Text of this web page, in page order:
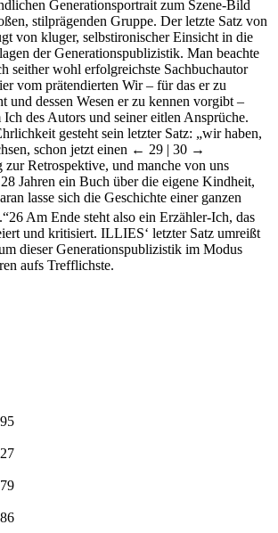
Generationsportrait zum Szene-Bild
stilprägenden Gruppe. Der letzte Satz von
von kluger, selbstironischer Einsicht in die
der Generationspublizistik. Man beachte
seither wohl erfolgreichste Sachbuchautor
vom prätendierten Wir – für das er zu
und dessen Wesen er zu kennen vorgibt –
des Autors und seiner eitlen Ansprüche.
gesteht sein letzter Satz: „wir haben,
schon jetzt einen ← 29 | 30 →
Retrospektive, und manche von uns
Jahren ein Buch über die eigene Kindheit,
lasse sich die Geschichte einer ganzen
26 Am Ende steht also ein Erzähler-Ich, das
und kritisiert. ILLIES‘ letzter Satz umreißt
dieser Generationspublizistik im Modus
aufs Trefflichste.